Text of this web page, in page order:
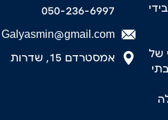
050-236-6997
Galyasmin@gmail.com
אמסטרדם 15, שדרות
חברה משפחתית שהוקמה בשנת 1992 בידי
של